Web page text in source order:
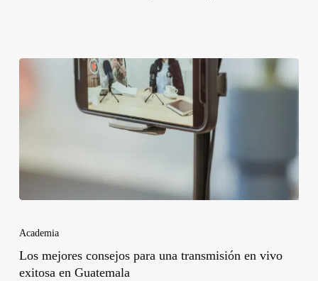
Academia
Los mejores consejos para una transmisión en vivo
exitosa en Guatemala